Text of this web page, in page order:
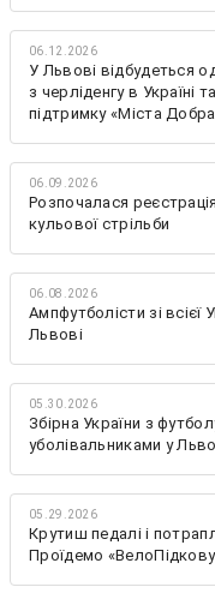
06.12.2026
У Львові відбудеться
з черліденгу в Україні
підтримку «Міста
06.09.2026
Розпочалася
кульової стрільби
06.08.2026
Ампфутболісти зі всієї
Львові
05.30.2026
Збірна України з
уболівальниками у
05.29.2026
Крутиш педалі і
Проїдемо